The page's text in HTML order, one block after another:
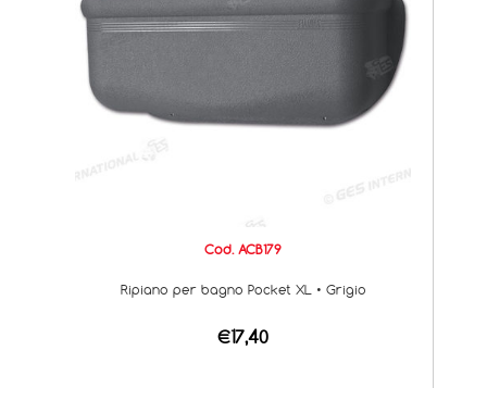
Cod. ACB179
Ripiano per bagno Pocket XL • Grigio
€17,40